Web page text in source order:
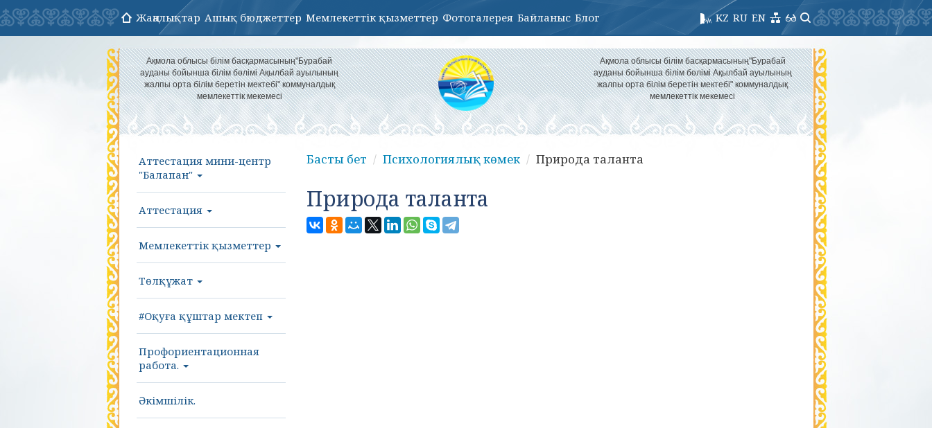
Жаңалықтар Ашық бюджеттер Мемлекеттік қызметтер Фотогалерея Байланыс Блог EN
RU
KZ
Ақмола облысы білім басқармасының"Бурабай
ауданы бойынша білім бөлімі Ақылбай ауылының
жалпы орта білім беретін мектебі" коммуналдық
мемлекеттік мекемесі
Ақмола облысы білім басқармасының"Бурабай
ауданы бойынша білім бөлімі Ақылбай ауылының
жалпы орта білім беретін мектебі" коммуналдық
мемлекеттік мекемесі
Аттестация мини-центр
"Балапан"
Аттестация
Мемлекеттік қызметтер
Төлқұжат
#Оқуға құштар мектеп
Профориентационная
работа.
Әкімшілік.
Басты бет Психологиялық көмек Природа таланта
Природа таланта